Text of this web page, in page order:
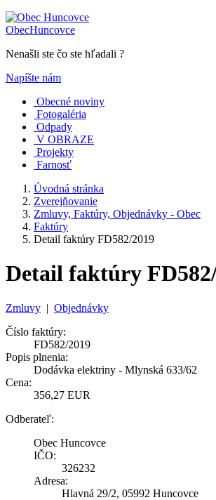
ObecHuncovce
Nenašli ste čo ste hľadali ?
Napíšte nám
Obecné noviny
Fotogaléria
Odpady
V OBRAZE
Projekty
Farnosť
Úvodná stránka
Zverejňovanie
Zmluvy, Faktúry, Objednávky - Obec
Faktúry
Detail faktúry FD582/2019
Detail faktúry
Zmluvy | Objednávky
Číslo faktúry:
FD582/2019
Popis plnenia:
Dodávka elektriny - Mlynská 633/62
Cena:
356,27 EUR
Odberateľ:
Obec Huncovce
IČO:
326232
Adresa:
Hlavná 29/2, 05992 Huncovce